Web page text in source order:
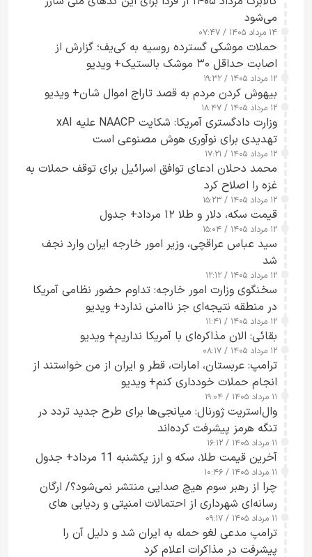
می‌شود
۱۴ مرداد ۱۴۰۵ / ۰۷:۴۷
حملات موشکی گسترده روسیه به کی‌یف؛ گزارش از
اصابت حداقل ۳۰ موشک بالستیک+ ویدیو
۱۲ مرداد ۱۴۰۵ / ۱۹:۳۲
بیهوش کردن مردم به قصد تاراج اموال شان+ ویدیو
۱۲ مرداد ۱۴۰۵ / ۱۸:۴۷
وزارت دادگستری آمریکا: شکایت NAACP علیه xAI
تهدیدی برای نوآوری هوش مصنوعی است
۱۲ مرداد ۱۴۰۵ / ۱۷:۲۱
محمد دحلان ادعای توافق اسرائیل برای توقف حملات به
غزه را اصلاح کرد
۱۲ مرداد ۱۴۰۵ / ۱۵:۲۳
قیمت سکه، دلار و طلا ۱۲ مرداد+ جدول
۱۲ مرداد ۱۴۰۵ / ۱۵:۰۴
سید عباس عراقچی، وزیر امور خارجه ایران وارد نجف
شد
۱۲ مرداد ۱۴۰۵ / ۱۲:۱۲
سخنگوی وزارت امور خارجه: تداوم حضور نظامی آمریکا
در منطقه نتیجه‌ای جز ناامنی ندارد+ ویدیو
۱۲ مرداد ۱۴۰۵ / ۱۱:۴۱
بقائی: الان مذاکره‌ای با آمریکا نداریم+ ویدیو
۱۲ مرداد ۱۴۰۵ / ۰۸:۱۷
ترامپ: عربستان، امارات، قطر و ایران از من خواستند از
انجام حملات خودداری کنم+ ویدیو
۱۱ مرداد ۱۴۰۵ / ۱۹:۰۴
وال‌استریت ژورنال: میانجی‌ها برای طرح جدید تردد در
تنگه هرمز پیشرفت کرده‌اند
۱۱ مرداد ۱۴۰۵ / ۱۶:۱۲
آخرین قیمت طلا، سکه و ارز یکشنبه 11 مرداد+ جدول
۱۱ مرداد ۱۴۰۵ / ۱۰:۴۶
چرا از رهبر سوم هیچ صدایی منتشر نمی‌شود؟/ ارگان
رسانه‌ای شهرداری از احتمالات امنیتی و ردیابی های
جاسوسی گفت
۱۱ مرداد ۱۴۰۵ / ۰۹:۱۷
ترامپ مدعی لغو حمله به ایران شد و دلیل آن را
پیشرفت در مذاکرات اعلام کرد